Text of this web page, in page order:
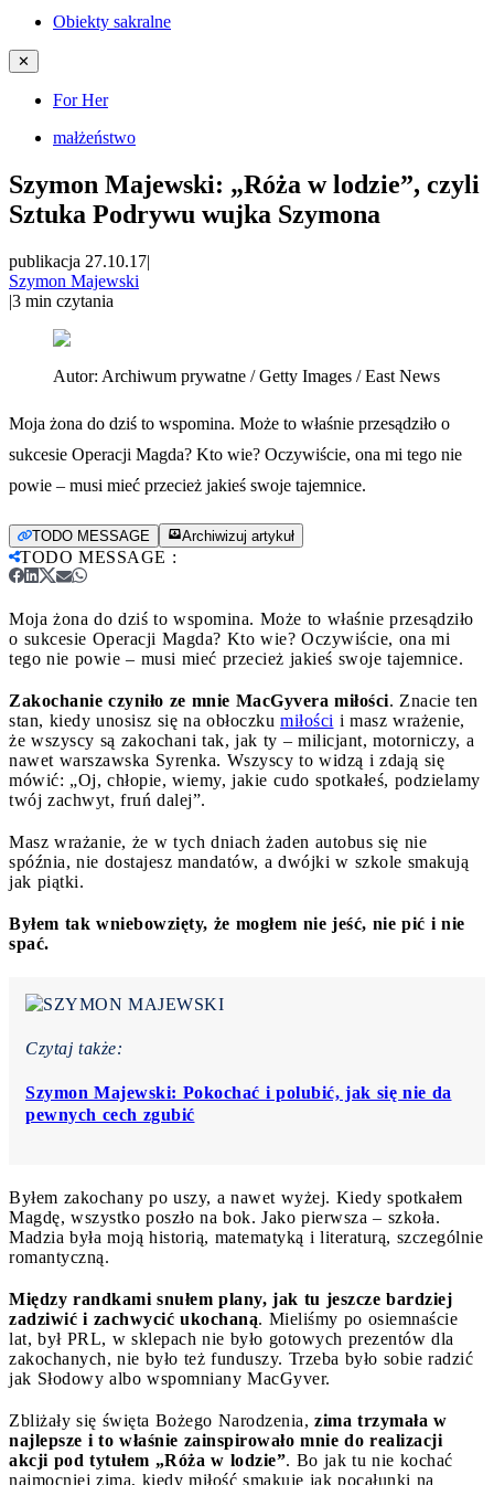
Obiekty sakralne
✕
For Her
małżeństwo
Szymon Majewski: „Róża w lodzie”, czyli
Sztuka Podrywu wujka Szymona
publikacja 27.10.17|
Szymon Majewski
|3 min czytania
Autor: Archiwum prywatne / Getty Images / East News
Moja żona do dziś to wspomina. Może to właśnie przesądziło o
sukcesie Operacji Magda? Kto wie? Oczywiście, ona mi tego nie
powie – musi mieć przecież jakieś swoje tajemnice.
TODO MESSAGE Archiwizuj artykuł
TODO MESSAGE :
Moja żona do dziś to wspomina. Może to właśnie przesądziło
o sukcesie Operacji Magda? Kto wie? Oczywiście, ona mi
tego nie powie – musi mieć przecież jakieś swoje tajemnice.
Zakochanie czyniło ze mnie MacGyvera miłości. Znacie ten
stan, kiedy unosisz się na obłoczku miłości i masz wrażenie,
że wszyscy są zakochani tak, jak ty – milicjant, motorniczy, a
nawet warszawska Syrenka. Wszyscy to widzą i zdają się
mówić: „Oj, chłopie, wiemy, jakie cudo spotkałeś, podzielamy
twój zachwyt, fruń dalej”.
Masz wrażanie, że w tych dniach żaden autobus się nie
spóźnia, nie dostajesz mandatów, a dwójki w szkole smakują
jak piątki.
Byłem tak wniebowzięty, że mogłem nie jeść, nie pić i nie
spać.
Czytaj także:
Szymon Majewski: Pokochać i polubić, jak się nie da
pewnych cech zgubić
Byłem zakochany po uszy, a nawet wyżej. Kiedy spotkałem
Magdę, wszystko poszło na bok. Jako pierwsza – szkoła.
Madzia była moją historią, matematyką i literaturą, szczególnie
romantyczną.
Między randkami snułem plany, jak tu jeszcze bardziej
zadziwić i zachwycić ukochaną. Mieliśmy po osiemnaście
lat, był PRL, w sklepach nie było gotowych prezentów dla
zakochanych, nie było też funduszy. Trzeba było sobie radzić
jak Słodowy albo wspomniany MacGyver.
Zbliżały się święta Bożego Narodzenia, zima trzymała w
najlepsze i to właśnie zainspirowało mnie do realizacji
akcji pod tytułem „Róża w lodzie”. Bo jak tu nie kochać
najmocniej zimą, kiedy miłość smakuje jak pocałunki na